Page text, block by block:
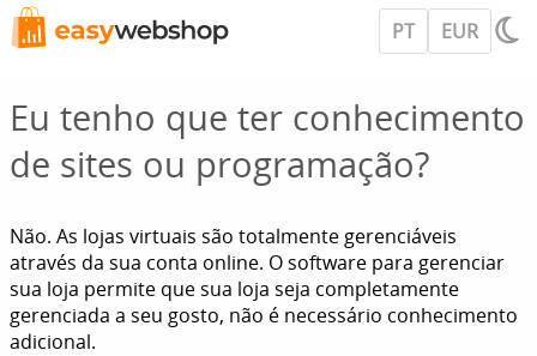
PT EUR
Eu tenho que ter conhecimento
de sites ou programação?
Não. As lojas virtuais são totalmente gerenciáveis
através da sua conta online. O software para gerenciar
sua loja permite que sua loja seja completamente
gerenciada a seu gosto, não é necessário conhecimento
adicional.